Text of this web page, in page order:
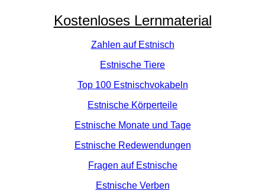
Kostenloses Lernmaterial
Zahlen auf Estnisch
Estnische Tiere
Top 100 Estnischvokabeln
Estnische Körperteile
Estnische Monate und Tage
Estnische Redewendungen
Fragen auf Estnische
Estnische Verben